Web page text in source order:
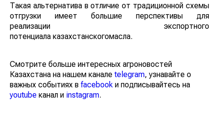
Такая альтернатива в отличие от традиционной схемы
отгрузки имеет большие перспективы для
реализации экспортного
потенциала казахстанскогомасла.
Смотрите больше интересных агроновостей
Казахстана на нашем канале telegram, узнавайте о
важных событиях в facebook и подписывайтесь на
youtube канал и instagram.